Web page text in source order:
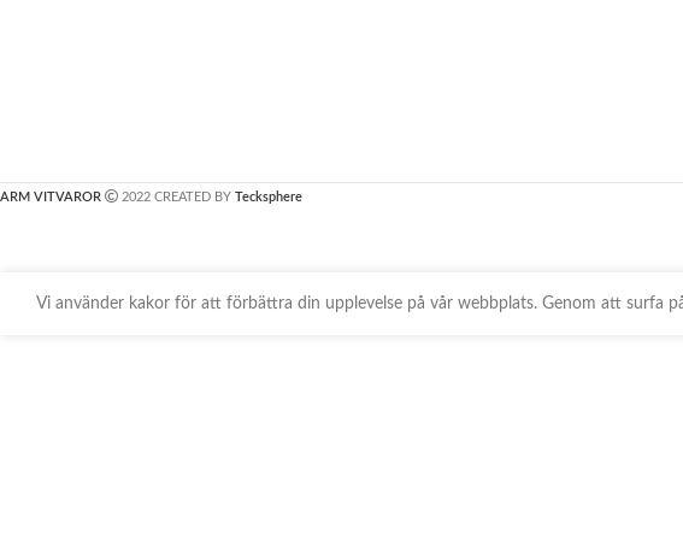
ARM VITVAROR 2022 CREATED BY Tecksphere
Vi använder kakor för att förbättra din upplevelse på vår webbplats. Genom att surfa